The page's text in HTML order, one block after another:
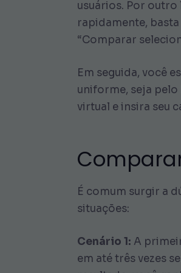
usuários. Por
rapidamente,
“Comparar
Em seguida, você
uniforme, seja
virtual e insira seu
É comum surgir a
situações:
Cenário 1: A
em até três vezes